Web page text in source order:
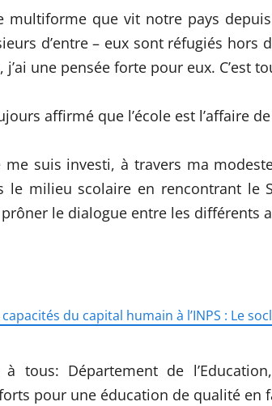
multiforme que vit notre pays
d’entre – eux sont réfugiés
une pensée forte pour eux. C’est
affirmé que l’école est l’affaire
me suis investi, à travers ma
le milieu scolaire en rencontrant le
le dialogue entre les différents
du capital humain à l’INPS : Le
à tous: Département de
pour une éducation de qualité en